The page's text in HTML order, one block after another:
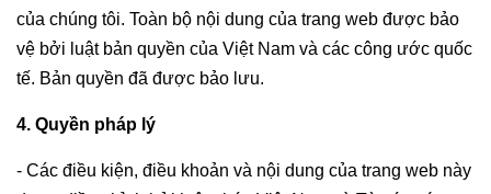
của chúng tôi. Toàn bộ nội dung của trang web được bảo
vệ bởi luật bản quyền của Việt Nam và các công ước quốc
tế. Bản quyền đã được bảo lưu.
4. Quyền pháp lý
- Các điều kiện, điều khoản và nội dung của trang web này